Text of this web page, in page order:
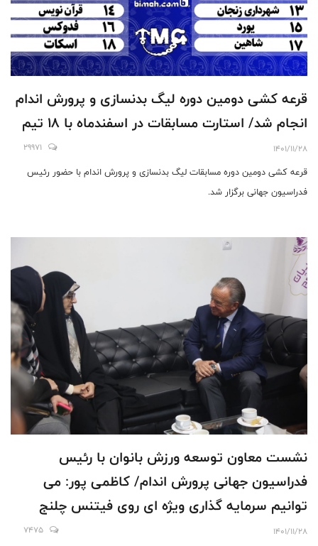
قرعه کشی دومین دوره لیگ بدنسازی و پرورش اندام
انجام شد/ استارت مسابقات در اسفندماه با 18 تیم
1401/11/28
29971
قرعه کشی دومین دوره مسابقات لیگ بدنسازی و پرورش اندام با حضور رئیس
فدراسیون جهانی برگزار شد.
نشست معاون توسعه ورزش بانوان با رئیس
فدراسیون جهانی پرورش اندام/ کاظمی پور: می
توانیم سرمایه گذاری ویژه ای روی فیتنس چلنج
بانوان داشته باشیم
1401/11/28
7475